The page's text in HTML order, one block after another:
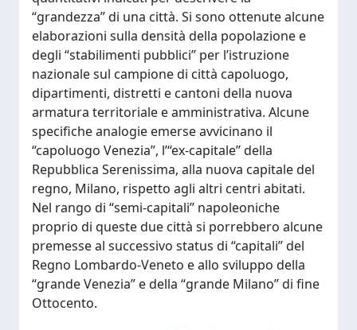
“grandezza” di una città. Si sono ottenute alcune
elaborazioni sulla densità della popolazione e
degli “stabilimenti pubblici” per l’istruzione
nazionale sul campione di città capoluogo,
dipartimenti, distretti e cantoni della nuova
armatura territoriale e amministrativa. Alcune
specifiche analogie emerse avvicinano il
“capoluogo Venezia”, l’“ex-capitale” della
Repubblica Serenissima, alla nuova capitale del
regno, Milano, rispetto agli altri centri abitati.
Nel rango di “semi-capitali” napoleoniche
proprio di queste due città si porrebbero alcune
premesse al successivo status di “capitali” del
Regno Lombardo-Veneto e allo sviluppo della
“grande Venezia” e della “grande Milano” di fine
Ottocento.